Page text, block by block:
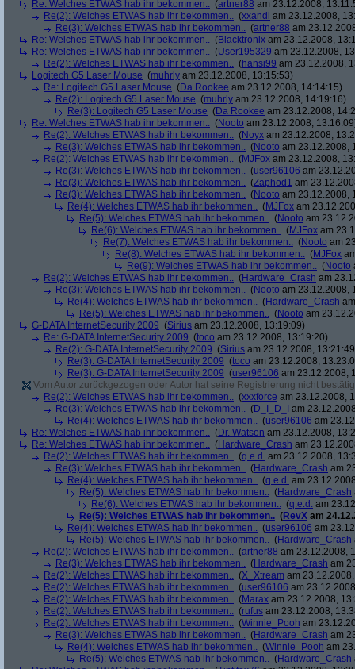
Re: Welches ETWAS hab ihr bekommen.. (artner88 am 23.12.2008,
Re(2): Welches ETWAS hab ihr bekommen.. (xxandl am 23.12.2008,
Re(3): Welches ETWAS hab ihr bekommen.. (artner88 am
Re: Welches ETWAS hab ihr bekommen.. (Blacktronix am 23.12.2008,
Re: Welches ETWAS hab ihr bekommen.. (User195329 am 23.12.2008,
Re(2): Welches ETWAS hab ihr bekommen.. (hansi99 am 23.12.2008,
Logitech G5 Laser Mouse (muhrly am 23.12.2008, 13:15:53)
Re: Logitech G5 Laser Mouse (Da Rookee am 23.12.2008, 14:14:15)
Re(2): Logitech G5 Laser Mouse (muhrly am 23.12.2008, 14:19:16)
Re(3): Logitech G5 Laser Mouse (Da Rookee am 23.12.2008,
Re: Welches ETWAS hab ihr bekommen.. (Nooto am 23.12.2008,
Re(2): Welches ETWAS hab ihr bekommen.. (Noyx am 23.12.2008,
Re(3): Welches ETWAS hab ihr bekommen.. (Nooto am 23.12.2008,
Re(2): Welches ETWAS hab ihr bekommen.. (MJFox am 23.12.2008,
Re(3): Welches ETWAS hab ihr bekommen.. (user96106 am
Re(3): Welches ETWAS hab ihr bekommen.. (Zaphod1 am
Re(3): Welches ETWAS hab ihr bekommen.. (Nooto am 23.12.2008,
Re(4): Welches ETWAS hab ihr bekommen.. (MJFox am
Re(5): Welches ETWAS hab ihr bekommen.. (Nooto am
Re(6): Welches ETWAS hab ihr bekommen.. (MJFox am
Re(7): Welches ETWAS hab ihr bekommen.. (Nooto am
Re(8): Welches ETWAS hab ihr bekommen.. (MJFox
Re(9): Welches ETWAS hab ihr bekommen.. (Nooto
Re(2): Welches ETWAS hab ihr bekommen.. (Hardware_Crash am
Re(3): Welches ETWAS hab ihr bekommen.. (Nooto am 23.12.2008,
Re(4): Welches ETWAS hab ihr bekommen.. (Hardware_Crash
Re(5): Welches ETWAS hab ihr bekommen.. (Nooto am
G-DATA InternetSecurity 2009 (Sirius am 23.12.2008, 13:19:09)
Re: G-DATA InternetSecurity 2009 (toco am 23.12.2008, 13:19:20)
Re(2): G-DATA InternetSecurity 2009 (Sirius am 23.12.2008,
Re(3): G-DATA InternetSecurity 2009 (toco am 23.12.2008,
Re(3): G-DATA InternetSecurity 2009 (user96106 am 23.12.2008,
Vom Autor zurückgezogen oder Autor hat seine Registrierung nicht
Re(2): Welches ETWAS hab ihr bekommen.. (xxxforce am 23.12.2008,
Re(3): Welches ETWAS hab ihr bekommen.. (D_I_D_I
am
Re(4): Welches ETWAS hab ihr bekommen.. (user96106 am
Re: Welches ETWAS hab ihr bekommen.. (Dr. Watson am 23.12.2008,
Re: Welches ETWAS hab ihr bekommen.. (Hardware_Crash am
Re(2): Welches ETWAS hab ihr bekommen.. (q.e.d. am 23.12.2008,
Re(3): Welches ETWAS hab ihr bekommen.. (Hardware_Crash am
Re(4): Welches ETWAS hab ihr bekommen.. (q.e.d. am
Re(5): Welches ETWAS hab ihr bekommen.. (Hardware_Crash
Re(6): Welches ETWAS hab ihr bekommen.. (q.e.d. am
Re(5): Welches ETWAS hab ihr bekommen.. (RevX am
Re(4): Welches ETWAS hab ihr bekommen.. (user96106 am
Re(5): Welches ETWAS hab ihr bekommen.. (Hardware_Crash
Re(2): Welches ETWAS hab ihr bekommen.. (artner88 am 23.12.2008,
Re(3): Welches ETWAS hab ihr bekommen.. (Hardware_Crash am
Re(2): Welches ETWAS hab ihr bekommen.. (X_Xtream am
Re(2): Welches ETWAS hab ihr bekommen.. (user96106 am
Re(2): Welches ETWAS hab ihr bekommen.. (Marax am 23.12.2008,
Re(2): Welches ETWAS hab ihr bekommen.. (rufus am 23.12.2008,
Re(2): Welches ETWAS hab ihr bekommen.. (Winnie_Pooh am
Re(3): Welches ETWAS hab ihr bekommen.. (Hardware_Crash am
Re(4): Welches ETWAS hab ihr bekommen.. (Winnie_Pooh am
Re(5): Welches ETWAS hab ihr bekommen.. (Hardware_Crash